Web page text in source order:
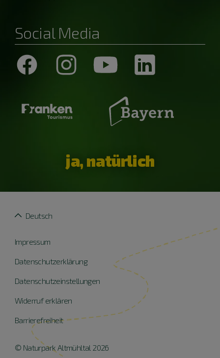
Social Media
ja, natürlich
Impressum
Datenschutzerklärung
Datenschutzeinstellungen
Widerruf erklären
Barrierefreiheit
Deutsch
© Naturpark Altmühltal 2026